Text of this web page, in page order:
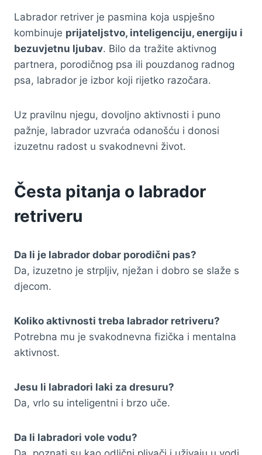
Labrador retriver je pasmina koja uspješno
kombinuje prijateljstvo, inteligenciju, energiju i
bezuvjetnu ljubav. Bilo da tražite aktivnog
partnera, porodičnog psa ili pouzdanog radnog
psa, labrador je izbor koji rijetko razočara.
Uz pravilnu njegu, dovoljno aktivnosti i puno
pažnje, labrador uzvraća odanošću i donosi
izuzetnu radost u svakodnevni život.
Česta pitanja o labrador
retriveru
Da li je labrador dobar porodični pas?
Da, izuzetno je strpljiv, nježan i dobro se slaže s
djecom.
Koliko aktivnosti treba labrador retriveru?
Potrebna mu je svakodnevna fizička i mentalna
aktivnost.
Jesu li labradori laki za dresuru?
Da, vrlo su inteligentni i brzo uče.
Da li labradori vole vodu?